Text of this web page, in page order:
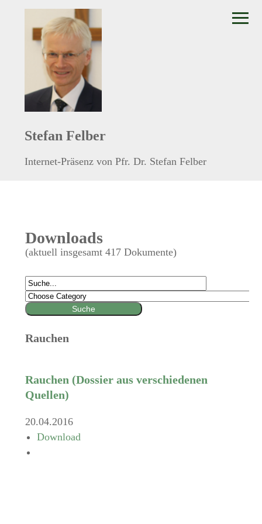
Stefan Felber
Internet-Präsenz von Pfr. Dr. Stefan Felber
Downloads
(aktuell insgesamt 417 Dokumente)
Rauchen
Rauchen (Dossier aus verschiedenen
Quellen)
20.04.2016
Download
≡